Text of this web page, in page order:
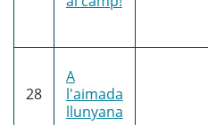
28
A
l'aimada
llunyana